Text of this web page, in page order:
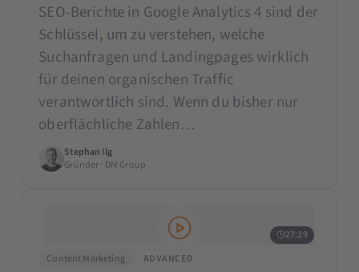
SEO-Berichte in Google Analytics 4 sind der
Schlüssel, um zu verstehen, welche
Suchanfragen und Landingpages wirklich
für deinen organischen Traffic
verantwortlich sind. Wenn du bisher nur
oberflächliche Zahlen…
Stephan Ilg
Gründer · DM Group
27:29
Content Marketing
ADVANCED